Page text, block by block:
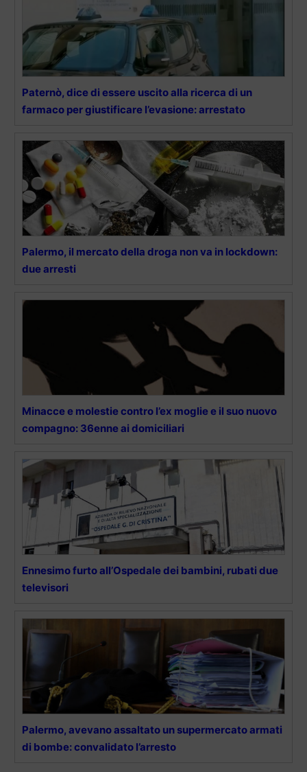
Paternò, dice di essere uscito alla ricerca di un
farmaco per giustificare l’evasione: arrestato
Palermo, il mercato della droga non va in lockdown:
due arresti
Minacce e molestie contro l’ex moglie e il suo nuovo
compagno: 36enne ai domiciliari
Ennesimo furto all’Ospedale dei bambini, rubati due
televisori
Palermo, avevano assaltato un supermercato armati
di bombe: convalidato l’arresto